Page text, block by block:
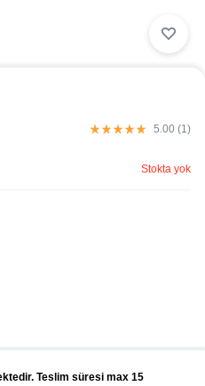
5.00 (1)
Stokta yok
Teslim süresi max 15